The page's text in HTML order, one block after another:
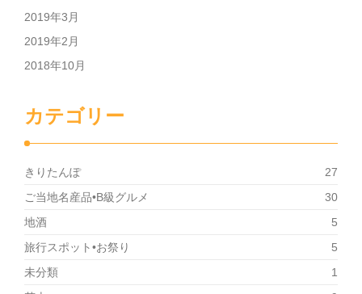
2019年3月
2019年2月
2018年10月
カテゴリー
きりたんぽ
27
ご当地名産品•B級グルメ
30
地酒
5
旅行スポット•お祭り
5
未分類
1